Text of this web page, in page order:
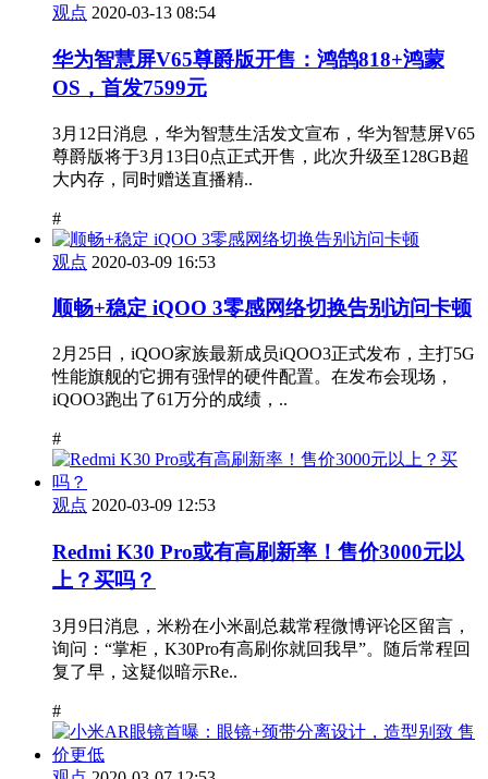
观点 2020-03-13 08:54
华为智慧屏V65尊爵版开售：鸿鹄818+鸿蒙
OS，首发7599元
3月12日消息，华为智慧生活发文宣布，华为智慧屏V65
尊爵版将于3月13日0点正式开售，此次升级至128GB超
大内存，同时赠送直播精..
#
观点 2020-03-09 16:53
顺畅+稳定 iQOO 3零感网络切换告别访问卡顿
2月25日，iQOO家族最新成员iQOO3正式发布，主打5G
性能旗舰的它拥有强悍的硬件配置。在发布会现场，
iQOO3跑出了61万分的成绩，..
#
观点 2020-03-09 12:53
Redmi K30 Pro或有高刷新率！售价3000元以
上？买吗？
3月9日消息，米粉在小米副总裁常程微博评论区留言，
询问：“掌柜，K30Pro有高刷你就回我早”。随后常程回
复了早，这疑似暗示Re..
#